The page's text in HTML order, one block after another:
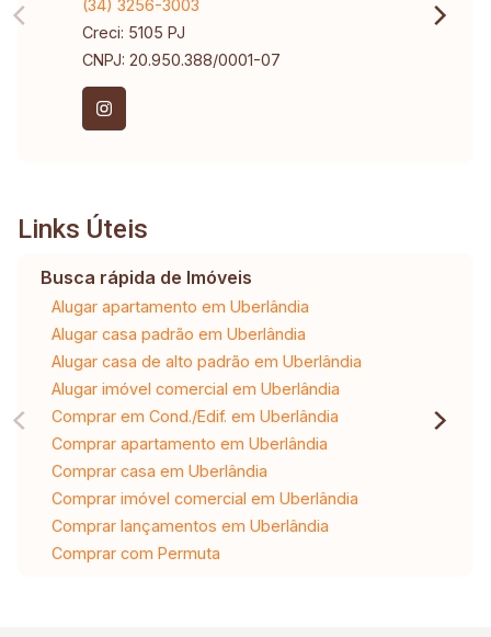
(34) 3256-3003
Creci: 5105 PJ
CNPJ: 20.950.388/0001-07
Links Úteis
Busca rápida de Imóveis
Alugar apartamento em Uberlândia
Alugar casa padrão em Uberlândia
Alugar casa de alto padrão em Uberlândia
Alugar imóvel comercial em Uberlândia
Comprar em Cond./Edif. em Uberlândia
Comprar apartamento em Uberlândia
Comprar casa em Uberlândia
Comprar imóvel comercial em Uberlândia
Comprar lançamentos em Uberlândia
Comprar com Permuta